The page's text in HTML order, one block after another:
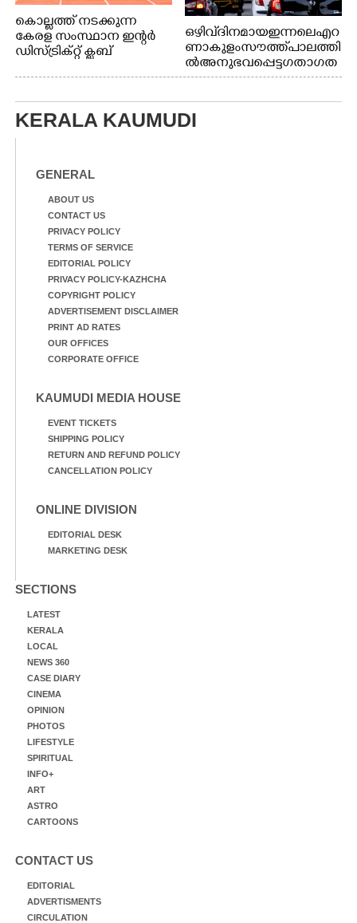
കൊല്ലത്ത് നടക്കുന്ന
കേരള സംസ്ഥാന ഇന്റർ
ഡിസ്ട്രിക്റ്റ് ക്ലബ്
ചാമ്പ്യൻഷിപ്പിൽ അണ്ടർ
20 ആൺകുട്ടികളുടെ 200
മീറ്റർ ഓട്ടം ഫൈനൽ
മത്സരത്തിനിടെ സിന്തറ്റിക്
ട്രാക്കിന് കുറുകെ ഓടുന്ന
ഒഴിവ് ദിനമായ ഇന്നലെ എറ
ണാകുളം സൗത്ത് പാലത്തി
ൽ അനുഭവപ്പെട്ട ഗതാഗത
ക്കുരുക്ക്
KERALA KAUMUDI
GENERAL
ABOUT US
CONTACT US
PRIVACY POLICY
TERMS OF SERVICE
EDITORIAL POLICY
PRIVACY POLICY-KAZHCHA
COPYRIGHT POLICY
ADVERTISEMENT DISCLAIMER
PRINT AD RATES
OUR OFFICES
CORPORATE OFFICE
KAUMUDI MEDIA HOUSE
EVENT TICKETS
SHIPPING POLICY
RETURN AND REFUND POLICY
CANCELLATION POLICY
ONLINE DIVISION
EDITORIAL DESK
MARKETING DESK
SECTIONS
LATEST
KERALA
LOCAL
NEWS 360
CASE DIARY
CINEMA
OPINION
PHOTOS
LIFESTYLE
SPIRITUAL
INFO+
ART
ASTRO
CARTOONS
CONTACT US
EDITORIAL
ADVERTISMENTS
CIRCULATION